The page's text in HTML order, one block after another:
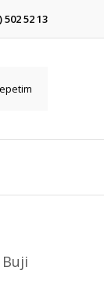
502 52 13